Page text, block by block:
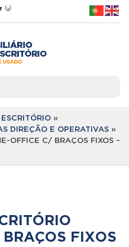
⁽ᵃ⁾
»
DIREÇÃO E OPERATIVAS »
OFFICE C/ BRAÇOS FIXOS –
FIXOS